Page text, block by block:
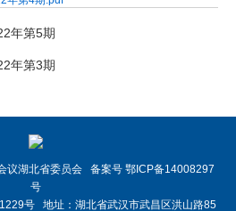
年第5期
年第3期
议湖北省委员会 备案号 鄂ICP备14008297
号
号 地址：湖北省武汉市武昌区洪山路85